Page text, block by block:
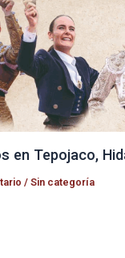
en Tepojaco,
/Sin categoría